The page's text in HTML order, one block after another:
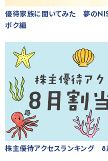
優待家族に聞いてみた 夢の
ボク編
株主優待アクセスランキング 8